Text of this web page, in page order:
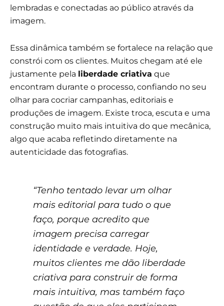
lembradas e conectadas ao público através da
imagem.
Essa dinâmica também se fortalece na relação que
constrói com os clientes. Muitos chegam até ele
justamente pela liberdade criativa que
encontram durante o processo, confiando no seu
olhar para cocriar campanhas, editoriais e
produções de imagem. Existe troca, escuta e uma
construção muito mais intuitiva do que mecânica,
algo que acaba refletindo diretamente na
autenticidade das fotografias.
“Tenho tentado levar um olhar
mais editorial para tudo o que
faço, porque acredito que
imagem precisa carregar
identidade e verdade. Hoje,
muitos clientes me dão liberdade
criativa para construir de forma
mais intuitiva, mas também faço